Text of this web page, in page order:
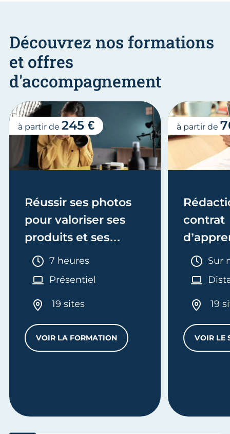
Découvrez nos formations
et offres
d'accompagnement
SON COMPTE INSTAGRAM PROFESSIONNEL
Réussir ses photos
pour valoriser ses
produits et ses
services
Durée :
7 heures
Présentiel
19 sites
VOIR LA FORMATIONRÉUSSIR SES PHOTOS POUR
à partir de 245 €
contrat
Sur
19
VOIR LE
à partir de